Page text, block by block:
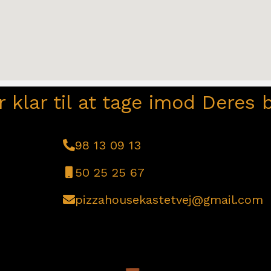
klar til at tage imod Deres
98 13 09 13
50 25 25 67
pizzahousekastetvej@gmail.com